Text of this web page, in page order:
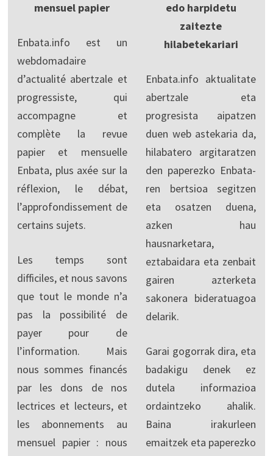
mensuel papier
Enbata.info est un
webdomadaire
d’actualité abertzale et
progressiste, qui
accompagne et
complète la revue
papier et mensuelle
Enbata, plus axée sur la
réflexion, le débat,
l’approfondissement de
certains sujets.
Les temps sont
difficiles, et nous savons
que tout le monde n’a
pas la possibilité de
payer pour de
l’information. Mais
nous sommes financés
par les dons de nos
lectrices et lecteurs, et
les abonnements au
mensuel papier : nous
edo harpidetu
zaitezte
hilabetekariari
Enbata.info aktualitate
abertzale eta
progresista aipatzen
duen web astekaria da,
hilabatero argitaratzen
den paperezko Enbata-
ren bertsioa segitzen
eta osatzen duena,
azken hau
hausnarketara,
eztabaidara eta zenbait
gairen azterketa
sakonera bideratuagoa
delarik.
Garai gogorrak dira, eta
badakigu denek ez
dutela informazioa
ordaintzeko ahalik.
Baina irakurleen
emaitzek eta paperezko